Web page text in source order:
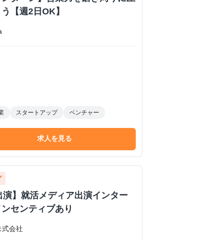
【週2日OK】
スタートアップ ベンチャー
求人を見る
】就活メディア出演インター
センティブあり
会社